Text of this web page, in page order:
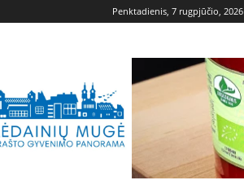
Penktadienis, 7 rugpjūčio, 2026